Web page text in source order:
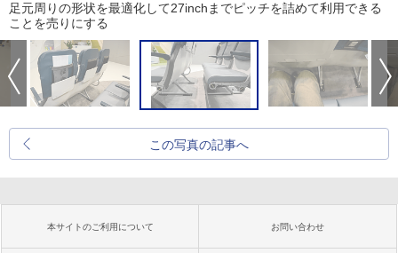
足元周りの形状を最適化して27inchまでピッチを詰めて利用できる
ことを売りにする
この写真の記事へ
本サイトのご利用について お問い合わせ